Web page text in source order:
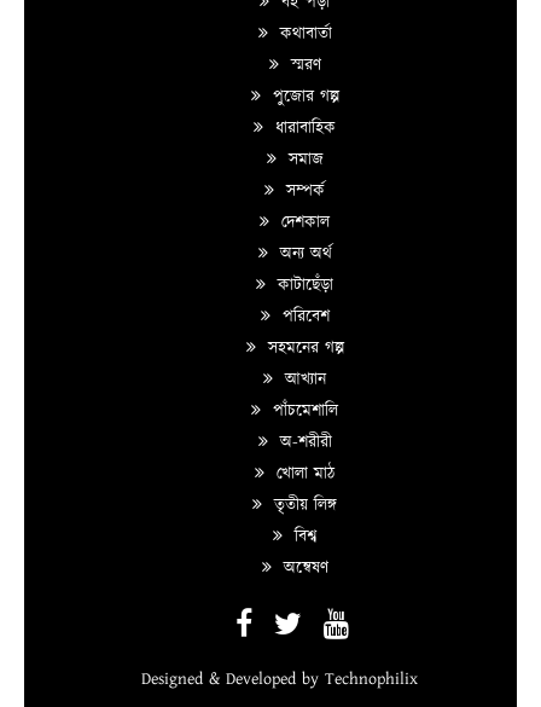
কথাবার্তা
স্মরণ
পুজোর গল্প
ধারাবাহিক
সমাজ
সম্পর্ক
দেশকাল
অন্য অর্থ
কাটাছেঁড়া
পরিবেশ
সহমনের গল্প
আখ্যান
পাঁচমেশালি
অ-শরীরী
খোলা মাঠ
তৃতীয় লিঙ্গ
বিশ্ব
অন্বেষণ
Designed & Developed by Technophilix